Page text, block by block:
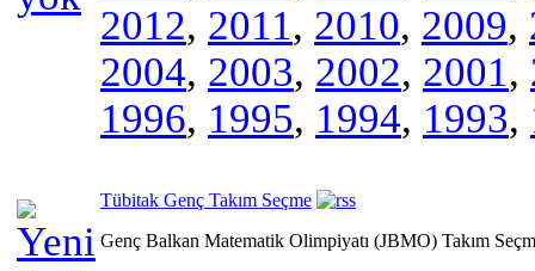
2012, 2011, 2010, 2009,
2004, 2003, 2002, 2001,
1996, 1995, 1994, 1993,
Tübitak Genç Takım Seçme
Genç Balkan Matematik Olimpiyatı (JBMO) Takım